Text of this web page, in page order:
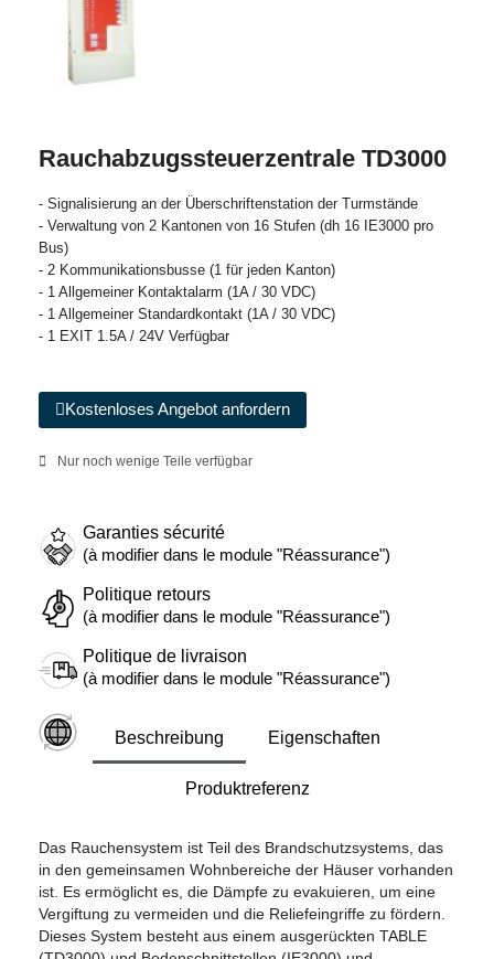
Rauchabzugssteuerzentrale TD3000
- Signalisierung an der Überschriftenstation der Turmstände
- Verwaltung von 2 Kantonen von 16 Stufen (dh 16 IE3000 pro
Bus)
- 2 Kommunikationsbusse (1 für jeden Kanton)
- 1 Allgemeiner Kontaktalarm (1A / 30 VDC)
- 1 Allgemeiner Standardkontakt (1A / 30 VDC)
- 1 EXIT 1.5A / 24V Verfügbar
Kostenloses Angebot anfordern
Nur noch wenige Teile verfügbar
Garanties sécurité
(à modifier dans le module "Réassurance")
Politique retours
(à modifier dans le module "Réassurance")
Politique de livraison
(à modifier dans le module "Réassurance")
Beschreibung Eigenschaften
Produktreferenz
Das Rauchensystem ist Teil des Brandschutzsystems, das
in den gemeinsamen Wohnbereiche der Häuser vorhanden
ist. Es ermöglicht es, die Dämpfe zu evakuieren, um eine
Vergiftung zu vermeiden und die Reliefeingriffe zu fördern.
Dieses System besteht aus einem ausgerückten TABLE